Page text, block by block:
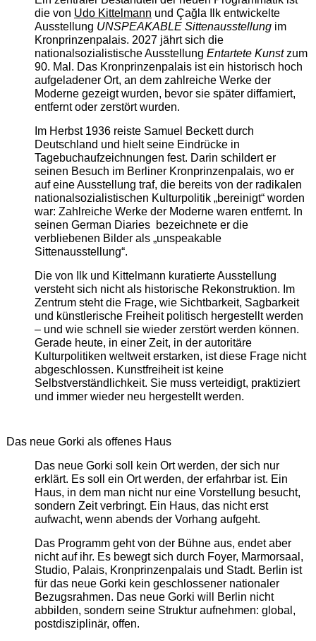
die von Udo Kittelmann und Çağla Ilk entwickelte
Ausstellung UNSPEAKABLE Sittenausstellungim
Kronprinzenpalais. 2027 jährt sich die
nationalsozialistische Ausstellung Entartete Kunstzum
90. Mal. Das Kronprinzenpalais ist ein historisch hoch
aufgeladener Ort, an dem zahlreiche Werke der
Moderne gezeigt wurden, bevor sie später diffamiert,
entfernt oder zerstört wurden.
Im Herbst 1936 reiste Samuel Beckett durch
Deutschland und hielt seine Eindrücke in
Tagebuchaufzeichnungen fest. Darin schildert er
seinen Besuch im Berliner Kronprinzenpalais, wo er
auf eine Ausstellung traf, die bereits von der radikalen
nationalsozialistischen Kulturpolitik „bereinigt“ worden
war: Zahlreiche Werke der Moderne waren entfernt. In
seinen German Diaries bezeichnete er die
verbliebenen Bilder als „unspeakable
Sittenausstellung“.
Die von Ilk und Kittelmann kuratierte Ausstellung
versteht sich nicht als historische Rekonstruktion. Im
Zentrum steht die Frage, wie Sichtbarkeit, Sagbarkeit
und künstlerische Freiheit politisch hergestellt werden
– und wie schnell sie wieder zerstört werden können.
Gerade heute, in einer Zeit, in der autoritäre
Kulturpolitiken weltweit erstarken, ist diese Frage nicht
abgeschlossen. Kunstfreiheit ist keine
Selbstverständlichkeit. Sie muss verteidigt, praktiziert
und immer wieder neu hergestellt werden.
Das neue Gorki als offenes Haus
Das neue Gorki soll kein Ort werden, der sich nur
erklärt. Es soll ein Ort werden, der erfahrbar ist. Ein
Haus, in dem man nicht nur eine Vorstellung besucht,
sondern Zeit verbringt. Ein Haus, das nicht erst
aufwacht, wenn abends der Vorhang aufgeht.
Das Programm geht von der Bühne aus, endet aber
nicht auf ihr. Es bewegt sich durch Foyer, Marmorsaal,
Studio, Palais, Kronprinzenpalais und Stadt. Berlin ist
für das neue Gorki kein geschlossener nationaler
Bezugsrahmen. Das neue Gorki will Berlin nicht
abbilden, sondern seine Struktur aufnehmen: global,
postdisziplinär, offen.